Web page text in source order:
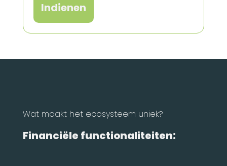
Indienen
Wat maakt het ecosysteem uniek?
Financiële functionaliteiten: